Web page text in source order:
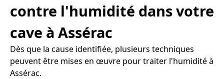
contre l'humidité dans votre
cave à Assérac
Dès que la cause identifiée, plusieurs techniques
peuvent être mises en œuvre pour traiter l'humidité à
Assérac.